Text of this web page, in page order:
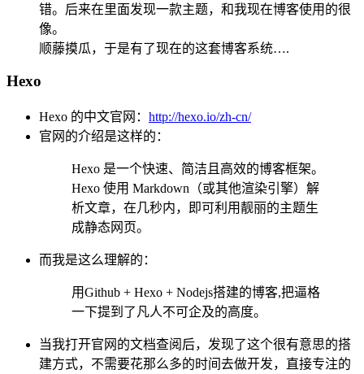
错。后来在里面发现一款主题，和我现在博客使用的很
像。
顺藤摸瓜，于是有了现在的这套博客系统….
Hexo
Hexo 的中文官网： http://hexo.io/zh-cn/
官网的介绍是这样的：
Hexo 是一个快速、简洁且高效的博客框架。
Hexo 使用 Markdown（或其他渲染引擎）解
析文章，在几秒内，即可利用靓丽的主题生
成静态网页。
而我是这么理解的：
用Github + Hexo + Nodejs搭建的博客,把逼格
一下提到了凡人不可企及的高度。
当我打开官网的文档查阅后，发现了这个很有意思的搭
建方式，不需要花那么多的时间去做开发，直接专注的